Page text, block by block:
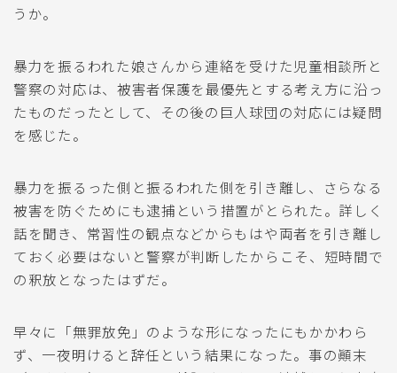
うか。
暴力を振るわれた娘さんから連絡を受けた児童相談所と
警察の対応は、被害者保護を最優先とする考え方に沿っ
たものだったとして、その後の巨人球団の対応には疑問
を感じた。
暴力を振るった側と振るわれた側を引き離し、さらなる
被害を防ぐためにも逮捕という措置がとられた。詳しく
話を聞き、常習性の観点などからもはや両者を引き離し
ておく必要はないと警察が判断したからこそ、短時間で
の釈放となったはずだ。
早々に「無罪放免」のような形になったにもかかわら
ず、一夜明けると辞任という結果になった。事の顚末